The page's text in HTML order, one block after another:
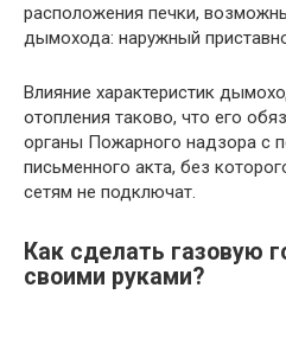
расположения печки,
дымохода: наружный
Влияние характеристик
отопления таково, что его
органы Пожарного надзора с
письменного акта, без
сетям не подключат.
Как сделать газовую
своими руками?